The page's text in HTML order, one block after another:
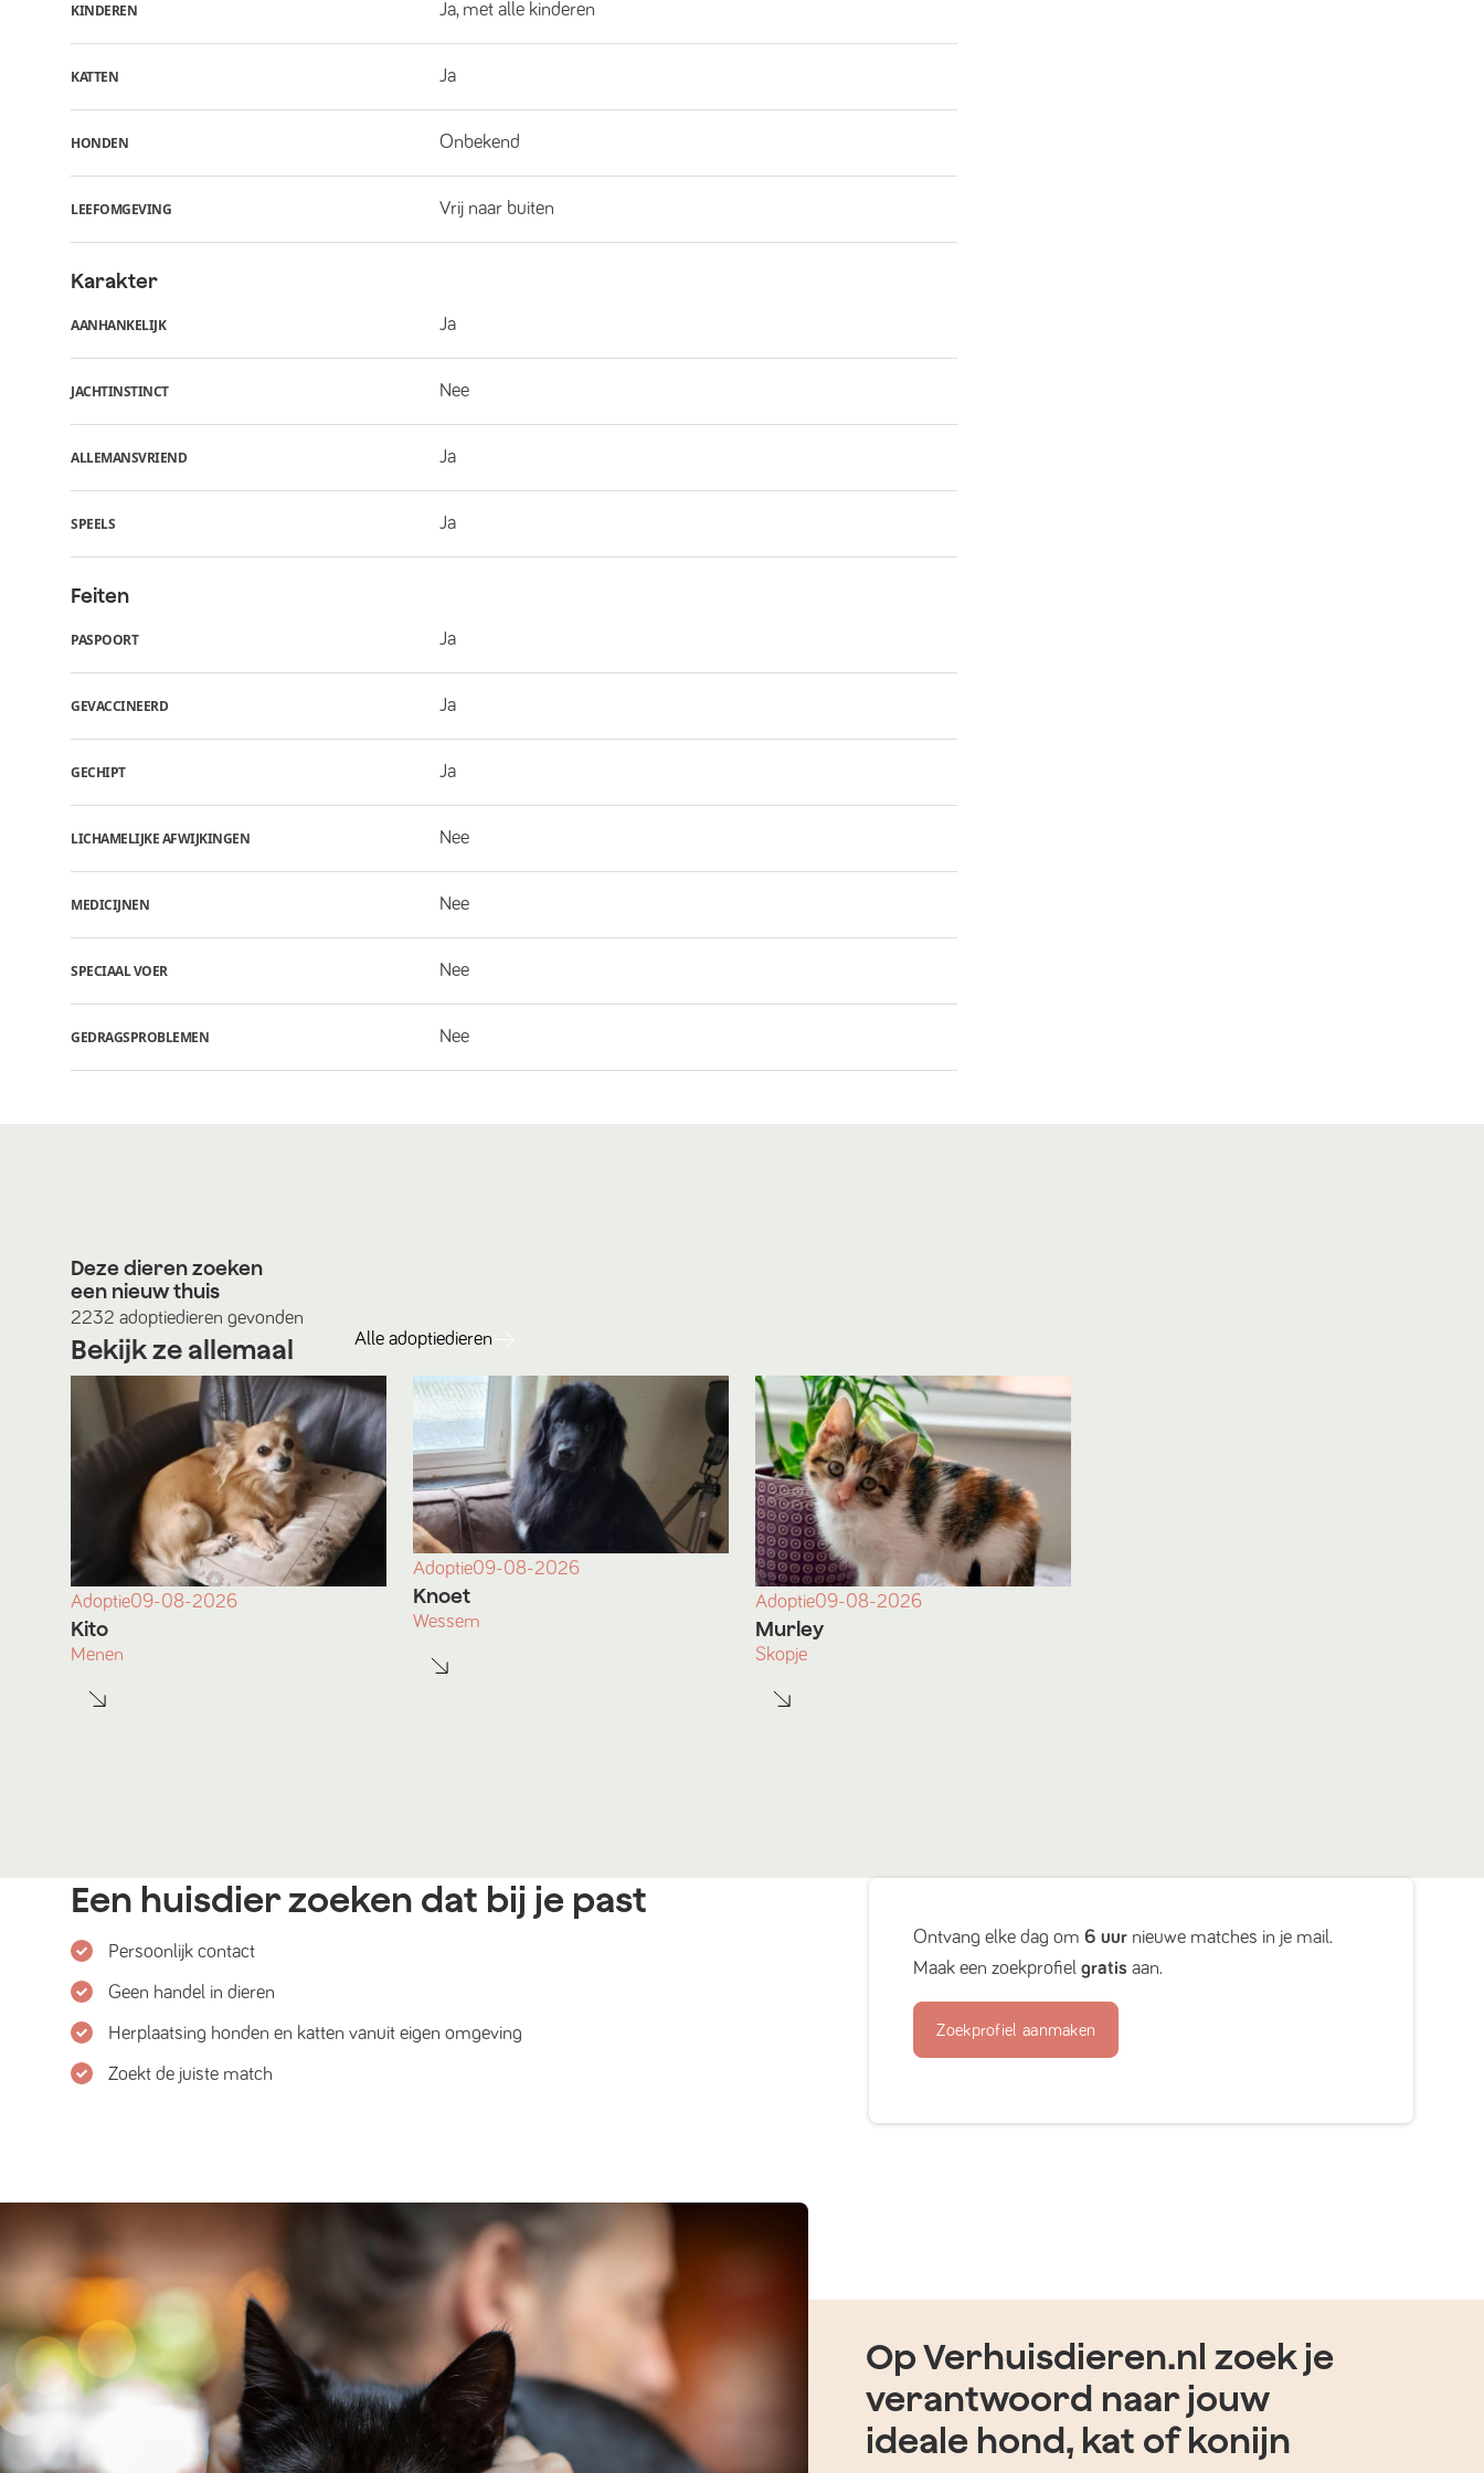
KINDEREN Ja, met alle kinderen
KATTEN Ja
HONDEN Onbekend
LEEFOMGEVING Vrij naar buiten
Karakter
AANHANKELIJK Ja
JACHTINSTINCT Nee
ALLEMANSVRIEND Ja
SPEELS Ja
Feiten
PASPOORT Ja
GEVACCINEERD Ja
GECHIPT Ja
LICHAMELIJKE AFWIJKINGEN Nee
MEDICIJNEN Nee
SPECIAAL VOER Nee
GEDRAGSPROBLEMEN Nee
Deze dieren zoeken
een nieuw thuis
2232 adoptiedieren gevonden
Bekijk ze allemaal Alle adoptiedieren
Adoptie09-08-2026
Kito
Menen
Adoptie09-08-2026
Knoet
Wessem
Adoptie09-08-2026
Murley
Skopje
Een huisdier zoeken dat bij je past
Persoonlijk contact
Geen handel in dieren
Herplaatsing honden en katten vanuit eigen omgeving
Zoekt de juiste match
Ontvang elke dag om6 uur nieuwe matches in je mail.
Maak een zoekprofielgratis aan.
Zoekprofiel aanmaken
Op Verhuisdieren.nl zoek je
verantwoord naar jouw
ideale hond, kat of konijn